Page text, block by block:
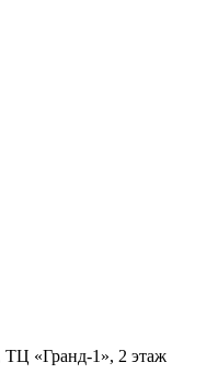
ТЦ «Гранд-1», 2 этаж